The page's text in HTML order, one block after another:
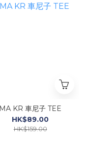
MA KR 車尼子 TEE
HK$89.00
HK$159.00